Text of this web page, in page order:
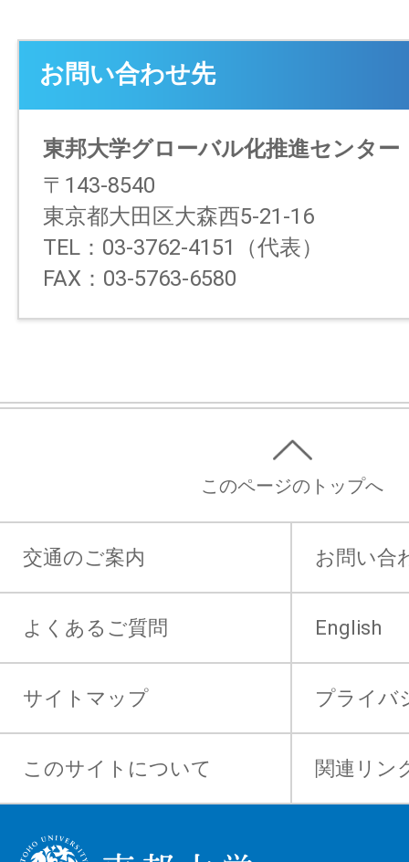
お問い合わせ先
東邦大学グローバル化推進センター
〒143-8540
東京都大田区大森西5-21-16
TEL：03-3762-4151（代表）
FAX：03-5763-6580
このページのトップへ
交通のご案内 お問い合
よくあるご質問 English
サイトマップ プライバ
このサイトについて 関連リン